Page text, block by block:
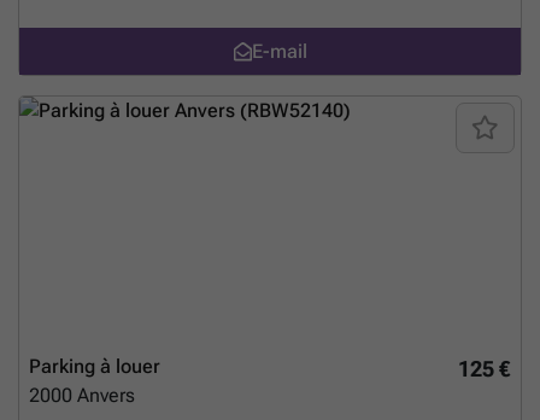
E-mail
125 €
Parking à louer
2000 Anvers